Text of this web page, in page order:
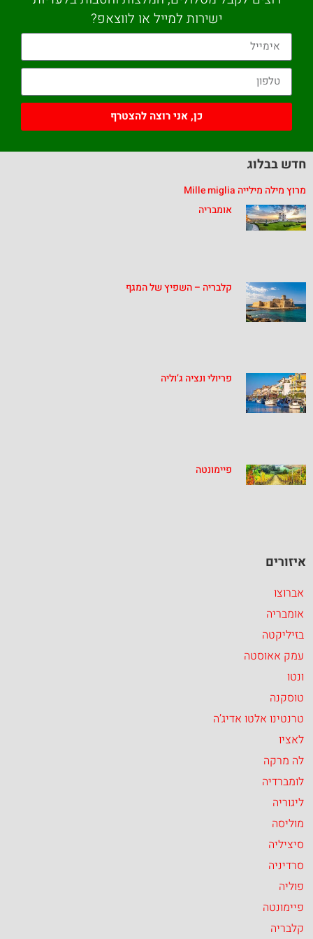
ישירות למייל או לווצאפ?
כן, אני רוצה להצטרף
חדש בבלוג
מרוץ מילה מילייה Mille miglia
אומבריה
קלבריה – השפיץ של המגף
פריולי ונציה ג’וליה
פיימונטה
איזורים
אברוצו
אומבריה
בזיליקטה
עמק אאוסטה
ונטו
טוסקנה
טרנטינו אלטו אדיג’ה
לאציו
לה מרקה
לומברדיה
ליגוריה
מוליסה
סיציליה
סרדיניה
פוליה
פיימונטה
קלבריה